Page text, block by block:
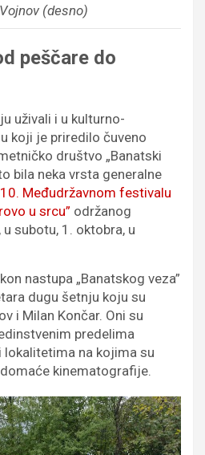
(desno)
peščare do
uživali i u kulturno-
koji je priredilo čuveno
društvo „Banatski
bila neka vrsta generalne
Međudržavnom festivalu
u srcu” održanog
subotu, 1. oktobra, u
nastupa „Banatskog veza”
dugu šetnju koju su
i Milan Končar. Oni su
predelima
lokalitetima na kojima su
kinematografije.